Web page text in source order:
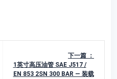
下一篇 ：
1英寸高压油管 SAE J517 /
EN 853 2SN 300 BAR — 装载